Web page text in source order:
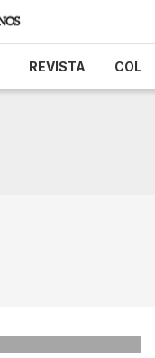
REVISTA